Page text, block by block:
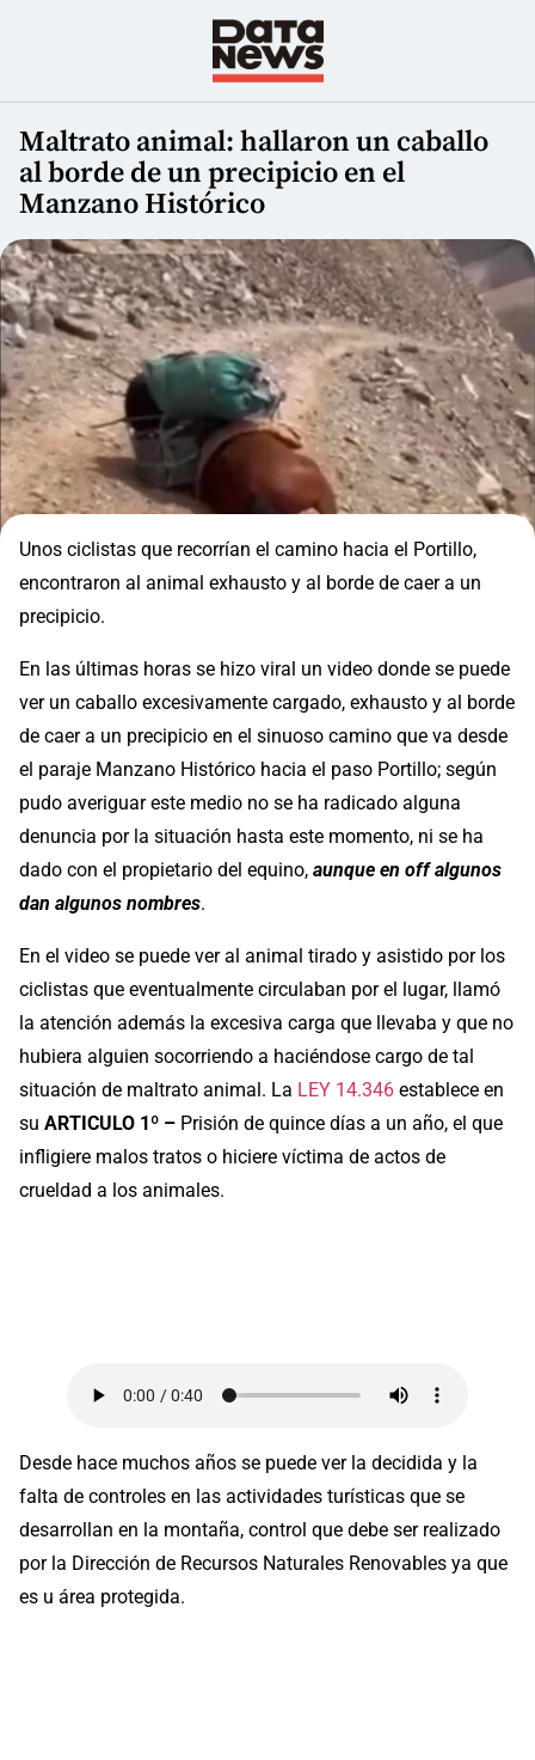
Maltrato animal: hallaron un caballo
al borde de un precipicio en el
Manzano Histórico
Unos ciclistas que recorrían el camino hacia el Portillo,
encontraron al animal exhausto y al borde de caer a un
precipicio.
En las últimas horas se hizo viral un video donde se puede
ver un caballo excesivamente cargado, exhausto y al borde
de caer a un precipicio en el sinuoso camino que va desde
el paraje Manzano Histórico hacia el paso Portillo; según
pudo averiguar este medio no se ha radicado alguna
denuncia por la situación hasta este momento, ni se ha
dado con el propietario del equino, aunque en off algunos
dan algunos nombres.
En el video se puede ver al animal tirado y asistido por los
ciclistas que eventualmente circulaban por el lugar, llamó
la atención además la excesiva carga que llevaba y que no
hubiera alguien socorriendo a haciéndose cargo de tal
situación de maltrato animal. La LEY 14.346 establece en
su ARTICULO 1º – Prisión de quince días a un año, el que
infligiere malos tratos o hiciere víctima de actos de
crueldad a los animales.
Desde hace muchos años se puede ver la decidida y la
falta de controles en las actividades turísticas que se
desarrollan en la montaña, control que debe ser realizado
por la Dirección de Recursos Naturales Renovables ya que
es u área protegida.